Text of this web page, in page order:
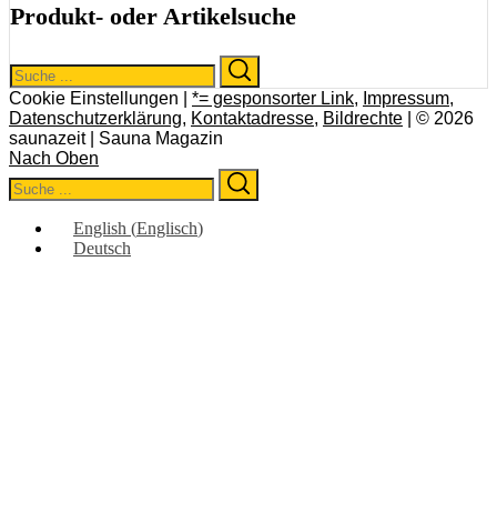
Produkt- oder Artikelsuche
Search
for:
Cookie Einstellungen | *= gesponsorter Link, Impressum,
Datenschutzerklärung, Kontaktadresse, Bildrechte | © 2026
saunazeit | Sauna Magazin
Nach Oben
Search
for:
English (Englisch)
Deutsch